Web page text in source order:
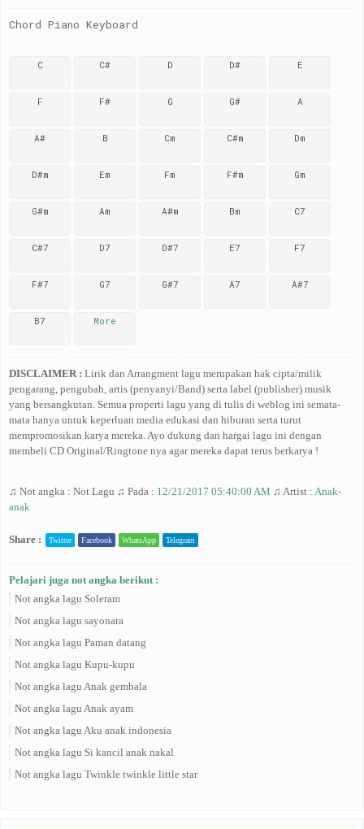
Chord Piano Keyboard
C C# D D# E
F F# G G# A
A# B Cm C#m Dm
D#m Em Fm F#m Gm
G#m Am A#m Bm C7
C#7 D7 D#7 E7 F7
F#7 G7 G#7 A7 A#7
B7 More
DISCLAIMER : Lirik dan Arrangment lagu merupakan hak cipta/milik
pengarang, pengubah, artis (penyanyi/Band) serta label (publisher) musik
yang bersangkutan. Semua properti lagu yang di tulis di weblog ini semata-
mata hanya untuk keperluan media edukasi dan hiburan serta turut
mempromosikan karya mereka. Ayo dukung dan hargai lagu ini dengan
membeli CD Original/Ringtone nya agar mereka dapat terus berkarya !
♫ Not angka : Not Lagu ♫ Pada : 12/21/2017 05:40:00 AM ♫ Artist : Anak-
anak
Share : Twitter Facebook WhatsApp Telegram
Pelajari juga not angka berikut :
Not angka lagu Soleram
Not angka lagu sayonara
Not angka lagu Paman datang
Not angka lagu Kupu-kupu
Not angka lagu Anak gembala
Not angka lagu Anak ayam
Not angka lagu Aku anak indonesia
Not angka lagu Si kancil anak nakal
Not angka lagu Twinkle twinkle little star